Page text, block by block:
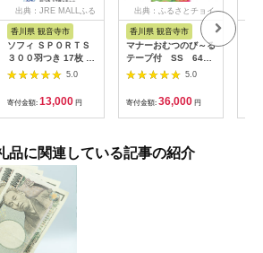
出典：JRE MALLふる
さと納税
香川県 観音寺市
ソフィ ＳＰＯＲＴＳ
３００羽つき 17枚 ×8
日用品 生理用品 ナプ
キン ずれに強い スポ
ーツ用 ユニチャーム
5.0
寄付金額: 13,000 円
出典：ふるさとチョイ
香川県 観音寺市
マナーおむつのび～る
テープ付 SS 64枚
× 6袋
5.0
寄付金額: 36,000 円
品に関連している記事の紹介